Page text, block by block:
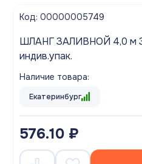
Код: 00000005749
ШЛАНГ ЗАЛИВНОЙ 4,0 м ЗИП-ФЛЕКС в
индив.упак.
Наличие товара:
Екатеринбург
576.10 ₽